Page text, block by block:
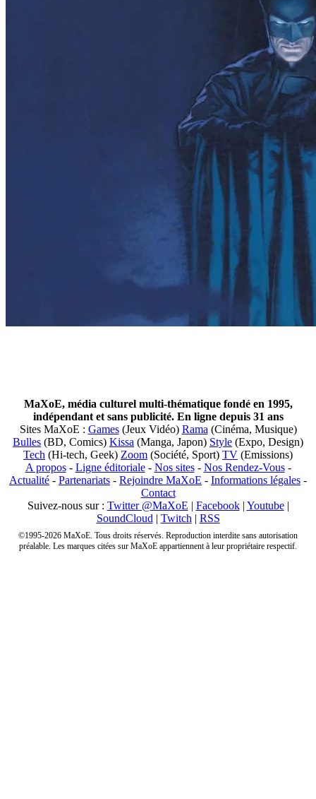
MaXoE, média culturel multi-thématique fondé en 1995,
indépendant et sans publicité. En ligne depuis 31 ans
Sites MaXoE : Games(Jeux Vidéo) Rama (Cinéma, Musique)
Bulles (BD, Comics) Kissa (Manga, Japon) Style (Expo, Design)
Tech (Hi-tech, Geek) Zoom (Société, Sport) TV (Emissions)
A propos- Ligne éditoriale- Nos sites- Nos Rendez-Vous-
Actualité - Partenariats - Rejoindre MaXoE - Informations légales -
Contact
Suivez-nous sur : Twitter @MaXoE | Facebook| Youtube|
SoundCloud | Twitch | RSS
©1995-2026 MaXoE. Tous droits réservés. Reproduction interdite sans autorisation
préalable. Les marques citées sur MaXoE appartiennent à leur propriétaire respectif.